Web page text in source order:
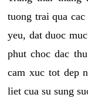
tuong trai qua
yeu, dat duoc
phut choc dac
cam xuc tot dep
liet cua su sung